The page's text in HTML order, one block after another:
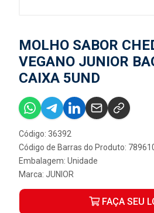
MOLHO SABOR
VEGANO JUNIOR
CAIXA 5UND
Código: 36392
Código de Barras do Produto:
Embalagem: Unidade
Marca: JUNIOR
FAÇA SEU